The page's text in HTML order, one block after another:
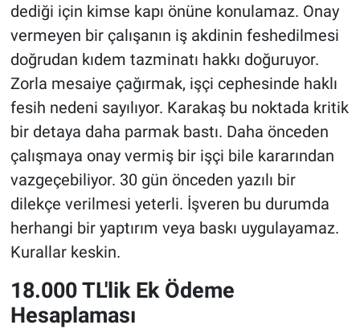
dediği için kimse kapı önüne konulamaz. Onay
vermeyen bir çalışanın iş akdinin feshedilmesi
doğrudan kıdem tazminatı hakkı doğuruyor.
Zorla mesaiye çağırmak, işçi cephesinde haklı
fesih nedeni sayılıyor. Karakaş bu noktada kritik
bir detaya daha parmak bastı. Daha önceden
çalışmaya onay vermiş bir işçi bile kararından
vazgeçebiliyor. 30 gün önceden yazılı bir
dilekçe verilmesi yeterli. İşveren bu durumda
herhangi bir yaptırım veya baskı uygulayamaz.
Kurallar keskin.
18.000 TL'lik Ek Ödeme
Hesaplaması